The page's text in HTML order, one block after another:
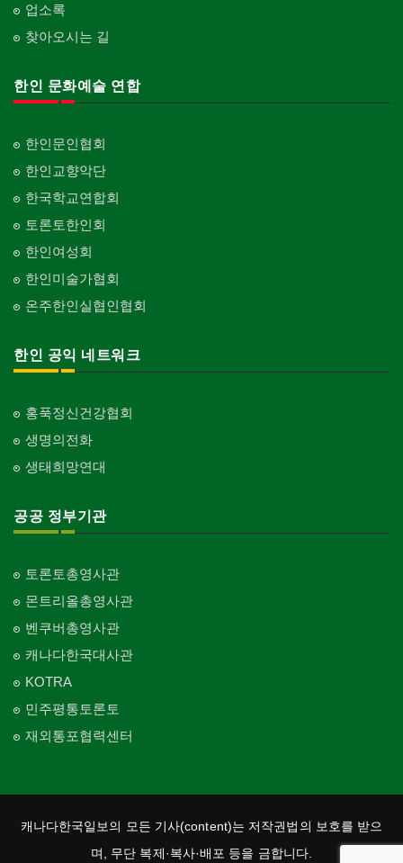
업소록
찾아오시는 길
한인 문화예술 연합
한인문인협회
한인교향악단
한국학교연합회
토론토한인회
한인여성회
한인미술가협회
온주한인실협인협회
한인 공익 네트워크
홍푹정신건강협회
생명의전화
생태희망연대
공공 정부기관
토론토총영사관
몬트리올총영사관
벤쿠버총영사관
캐나다한국대사관
KOTRA
민주평통토론토
재외통포협력센터
캐나다한국일보의 모든 기사(content)는 저작권법의 보호를 받으
며, 무단 복제·복사·배포 등을 금합니다.